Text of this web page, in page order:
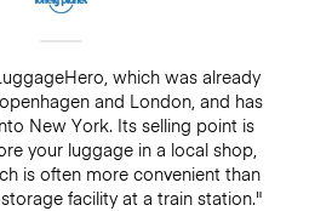
which was already
and London, and has
New York. Its selling point is
your luggage in a local shop,
is often more convenient than
facility at a train station."